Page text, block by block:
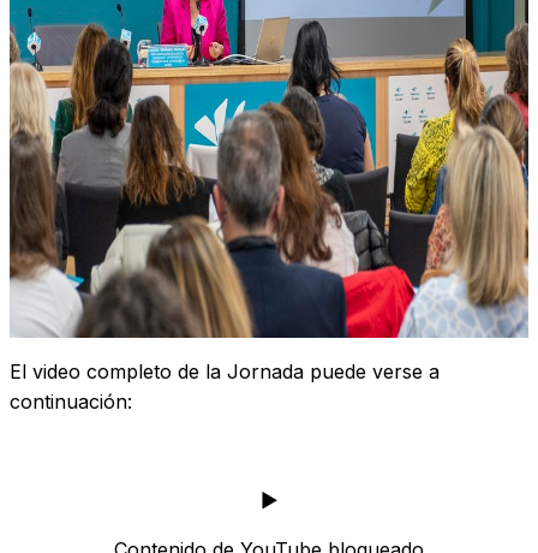
El video completo de la Jornada puede verse a
continuación:
▶️